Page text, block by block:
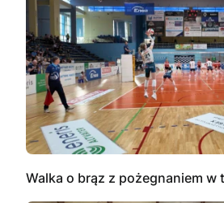
Walka o brąz z pożegnaniem w